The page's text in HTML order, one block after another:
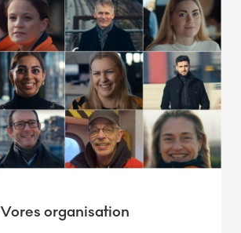
Vores organisation